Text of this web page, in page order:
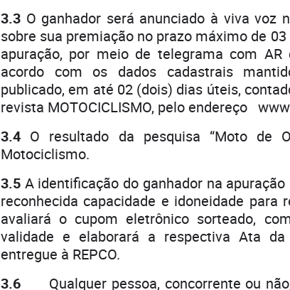
3.3 O ganhador será anunciado à viva voz
sobre sua premiação no prazo máximo de
apuração, por meio de telegrama com
acordo com os dados cadastrais
publicado, em até 02 (dois) dias úteis,
revista MOTOCICLISMO, pelo endereço
3.4 O resultado da pesquisa “Moto de
Motociclismo.
3.5 A identificação do ganhador na
reconhecida capacidade e idoneidade para
avaliará o cupom eletrônico sorteado,
validade e elaborará a respectiva Ata
entregue à REPCO.
3.6 Qualquer pessoa, concorrente ou